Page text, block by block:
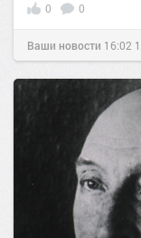
0 0
Ваши новости 16:02